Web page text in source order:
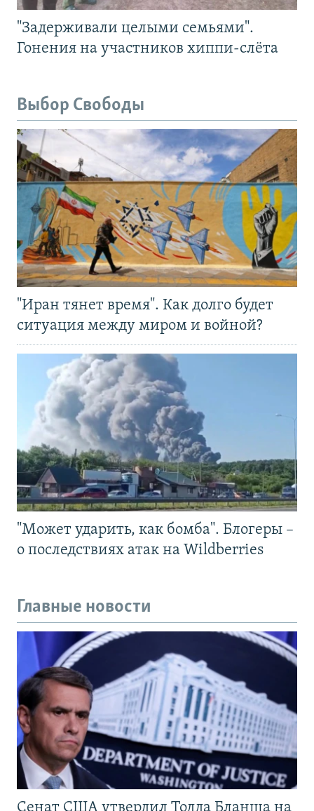
"Задерживали целыми семьями".
Гонения на участников хиппи-слёта
Выбор Свободы
"Иран тянет время". Как долго будет
ситуация между миром и войной?
"Может ударить, как бомба". Блогеры –
о последствиях атак на Wildberries
Главные новости
Сенат США утвердил Тодда Бланша на